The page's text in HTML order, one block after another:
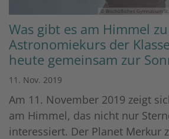
© Bischöfliches Gymnasium
Was gibt es am Himmel
Astronomiekurs der
heute gemeinsam zur
11. Nov. 2019
Am 11. November 2019 zeigt
am Himmel, das nicht nur
interessiert. Der Planet Merkur